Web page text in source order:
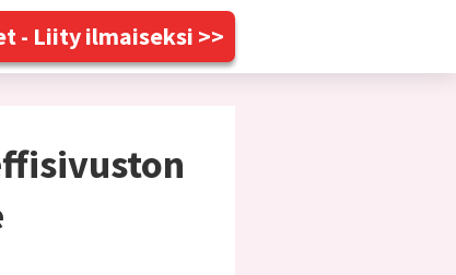
- Liity ilmaiseksi >>